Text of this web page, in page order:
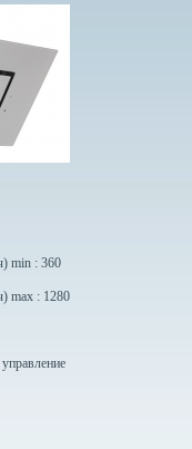
min : 360
max : 1280